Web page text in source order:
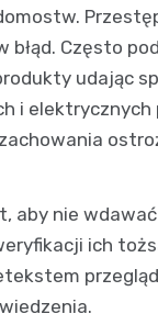
błąd. Często
udając
i elektrycznych
aby nie
ich